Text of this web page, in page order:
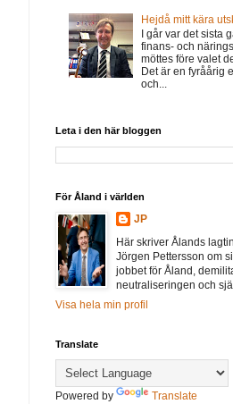
Hejdå mitt kära
I går var det sista
finans- och
möttes före valet
Det är en fyråårig
och...
Leta i den här bloggen
För Åland i världen
JP
Här skriver Ålands
Jörgen Pettersson om
jobbet för Åland,
neutraliseringen och
Visa hela min profil
Translate
Powered by Translate